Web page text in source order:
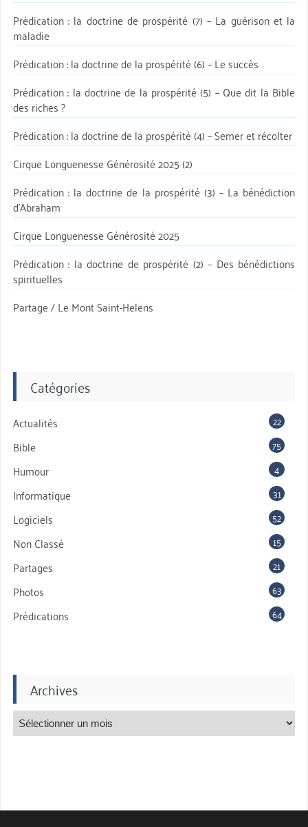
Prédication : la doctrine de prospérité (7) – La guérison et la
maladie
Prédication : la doctrine de la prospérité (6) – Le succès
Prédication : la doctrine de la prospérité (5) – Que dit la Bible
des riches ?
Prédication : la doctrine de la prospérité (4) – Semer et récolter
Cirque Longuenesse Générosité 2025 (2)
Prédication : la doctrine de la prospérité (3) – La bénédiction
d’Abraham
Cirque Longuenesse Générosité 2025
Prédication : la doctrine de prospérité (2) – Des bénédictions
spirituelles
Partage / Le Mont Saint-Helens
Catégories
Actualités 22
Bible 75
Humour 4
Informatique 31
Logiciels 52
Non Classé 15
Partages 21
Photos 63
Prédications 64
Archives